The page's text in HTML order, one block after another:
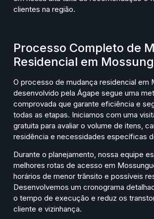
clientes na região.
Processo Completo de
Residencial em
O processo de mudança residencial em
desenvolvido pela Ágape segue uma
comprovada que garante eficiência e
todas as etapas. Iniciamos com uma
gratuita para avaliar o volume de itens,
residência e necessidades específicas
Durante o planejamento, nossa equipe
melhores rotas de acesso em
horários de menor trânsito e possíveis
Desenvolvemos um cronograma
o tempo de execução e reduz os
cliente e vizinhança.